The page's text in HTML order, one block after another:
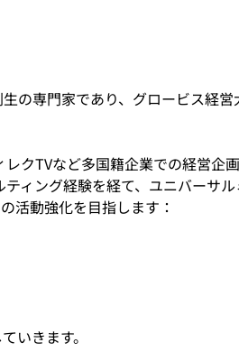
の専門家であり、グロービス経営
クTVなど多国籍企業での経営企
ィング経験を経て、ユニバーサ
活動強化を目指します：
いきます。